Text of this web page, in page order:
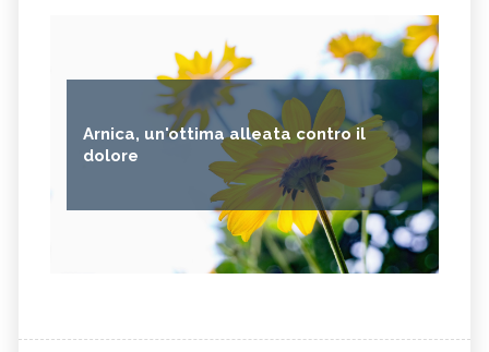
Arnica, un'ottima alleata contro il
dolore